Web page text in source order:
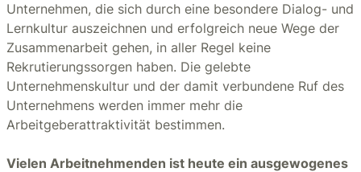
Unternehmen, die sich durch eine besondere Dialog- und
Lernkultur auszeichnen und erfolgreich neue Wege der
Zusammenarbeit gehen, in aller Regel keine
Rekrutierungssorgen haben. Die gelebte
Unternehmenskultur und der damit verbundene Ruf des
Unternehmens werden immer mehr die
Arbeitgeberattraktivität bestimmen.
Vielen Arbeitnehmenden ist heute ein ausgewogenes